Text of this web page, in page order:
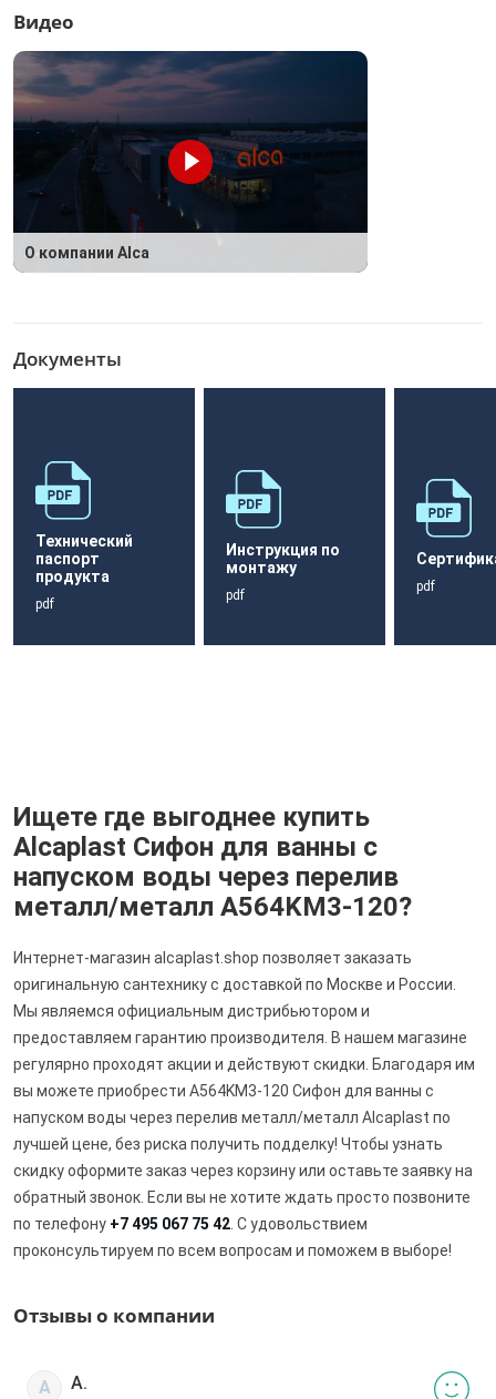
Видео
О компании Alca
Документы
Технический
паспорт
продукта
pdf
Инструкция по
монтажу
pdf
pdf
Ищете где выгоднее купить
Alcaplast Сифон для ванны с
напуском воды через перелив
металл/металл A564KM3-120?
Интернет-магазин alcaplast.shop позволяет заказать
оригинальную сантехнику с доставкой по Москве и России.
Мы являемся официальным дистрибьютором и
предоставляем гарантию производителя. В нашем магазине
регулярно проходят акции и действуют скидки. Благодаря им
вы можете приобрести A564KM3-120 Сифон для ванны с
напуском воды через перелив металл/металл Alcaplast по
лучшей цене, без риска получить подделку! Чтобы узнать
скидку оформите заказ через корзину или оставьте заявку на
обратный звонок. Если вы не хотите ждать просто позвоните
по телефону +7 495 067 75 42 . С удовольствием
проконсультируем по всем вопросам и поможем в выборе!
Отзывы о компании
А А.